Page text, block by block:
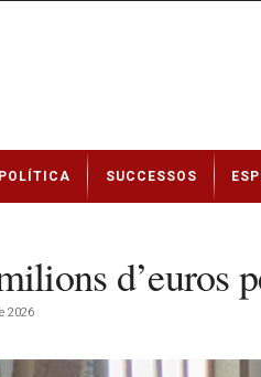
POLÍTICA SUCCESSOS
d’euros
2026